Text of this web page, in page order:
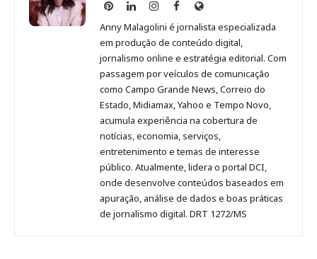
Anny
Malagolini
no
Pinterest
Anny
Malagolini
no
LinkedIn
Anny
Malagolini
no
Instagram
Anny
Malagolini
no
Facebook
Site
de
Anny
Malagolini
Anny Malagolini é jornalista especializada
em produção de conteúdo digital,
jornalismo online e estratégia editorial. Com
passagem por veículos de comunicação
como Campo Grande News, Correio do
Estado, Midiamax, Yahoo e Tempo Novo,
acumula experiência na cobertura de
notícias, economia, serviços,
entretenimento e temas de interesse
público. Atualmente, lidera o portal DCI,
onde desenvolve conteúdos baseados em
apuração, análise de dados e boas práticas
de jornalismo digital. DRT 1272/MS